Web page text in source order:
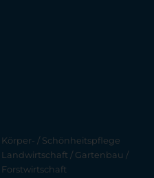
Körper- / Schönheitspflege
Landwirtschaft / Gartenbau /
Forstwirtschaft